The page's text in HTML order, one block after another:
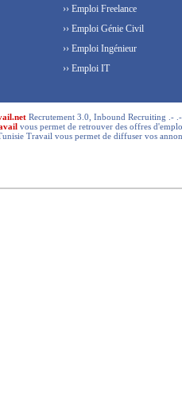
›› Emploi Freelance
›› Emploi Génie Civil
›› Emploi Ingénieur
›› Emploi IT
Recrutement 3.0, Inbound Recruiting .-
vous permet de retrouver des offres
Travail vous permet de diffuser vos